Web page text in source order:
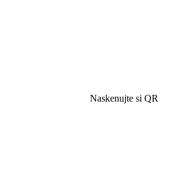
Naskenujte si QR